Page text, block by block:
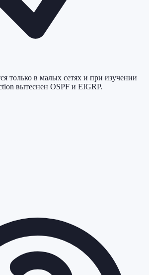
только в малых сетях и при изучении
вытеснен OSPF и EIGRP.